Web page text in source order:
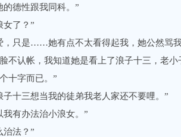
德性跟我同科。”
了？”
只是……她有点不太看得起我，她公然骂我
不认帐，我知道她是看上了浪子十三，老
十字而已。”
十三想当我的徒弟我老人家还不要哩。”
有办法治小浪女。”
法？”